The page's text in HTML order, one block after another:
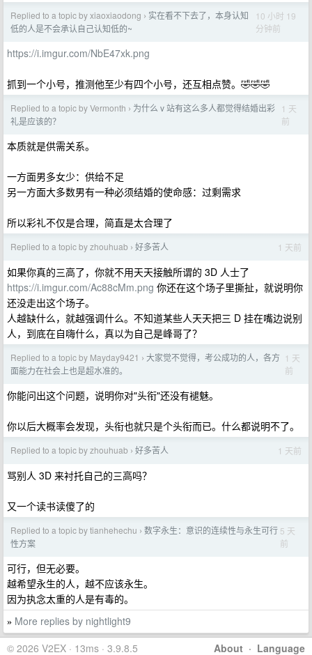
Replied to a topic by xiaoxiaodong › 实在看不下去了，本身认知
低的人是不会承认自己认知低的~
10 小时 19
分钟前
https://i.imgur.com/NbE47xk.png
抓到一个小号，推测他至少有四个小号，还互相点赞。🤣🤣🤣
Replied to a topic by Vermonth › 为什么 v 站有这么多人都觉得结婚出彩
礼是应该的？
1 天
前
本质就是供需关系。
一方面男多女少：供给不足
另一方面大多数男有一种必须结婚的使命感：过剩需求
所以彩礼不仅是合理，简直是太合理了
Replied to a topic by zhouhuab › 好多苦人 1 天前
如果你真的三高了，你就不用天天接触所谓的 3D 人士了
https://i.imgur.com/Ac88cMm.png 你还在这个场子里撕扯，就说明你
还没走出这个场子。
人越缺什么，就越强调什么。不知道某些人天天把三 D 挂在嘴边说别
人，到底在自嗨什么，真以为自己是峰哥了？
Replied to a topic by Mayday9421 › 大家觉不觉得，考公成功的人，各方
面能力在社会上也是超水准的。
1 天
前
你能问出这个问题，说明你对"头衔"还没有褪魅。
你以后大概率会发现，头衔也就只是个头衔而已。什么都说明不了。
Replied to a topic by zhouhuab › 好多苦人 1 天前
骂别人 3D 来衬托自己的三高吗？
又一个读书读傻了的
Replied to a topic by tianhehechu › 数字永生：意识的连续性与永生可行
性方案
5 天
前
可行，但无必要。
越希望永生的人，越不应该永生。
因为执念太重的人是有毒的。
» More replies by nightlight9
About · Language
© 2026 V2EX · 13ms · 3.9.8.5